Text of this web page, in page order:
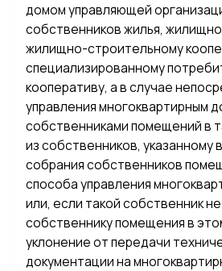
домом управляющей
собственников жилья,
жилищно-строительному
специализированному
кооперативу, а в случае
управления многоквартирным
собственниками помещений в
из собственников,
собрания собственников
способа управления
или, если такой собственник
собственнику помещения в
уклонение от передачи
документации на